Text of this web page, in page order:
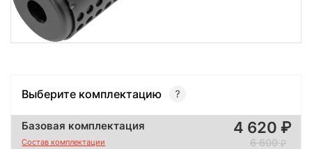
Выберите комплектацию
Базовая комплектация
Состав комплектации
4 620
6 600